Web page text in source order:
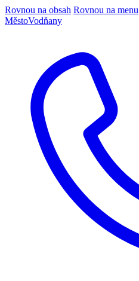
Rovnou na obsah Rovnou na menu
MěstoVodňany